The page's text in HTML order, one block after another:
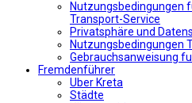
Nutzungsbedingungen
Transport-Service
Privatsphäre und
Nutzungsbedingungen
Gebrauchsanweisung
Fremdenführer
Uber Kreta
Städte